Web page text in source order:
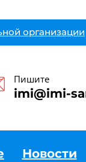
организации
Пишите
imi@imi-
Новости